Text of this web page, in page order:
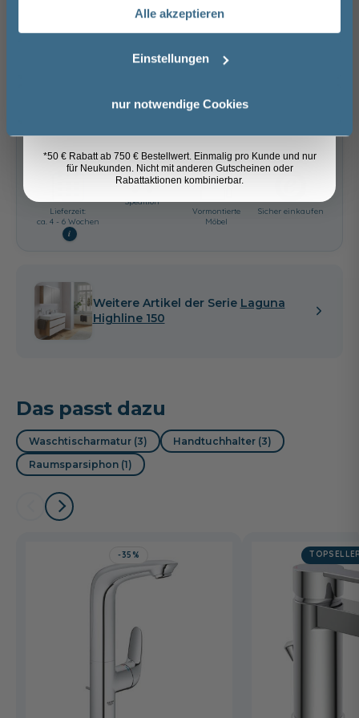
Alle akzeptieren
Einstellungen
nur notwendige Cookies
Front
Artikel merken
Lieferzeit:
ca. 4 - 6 Wochen
i
Spedition
Vormontierte
Möbel
Sicher einkaufen
Weitere Artikel der Serie Laguna
Highline 150
Das passt dazu
Waschtischarmatur (3)
Handtuchhalter (3)
Raumsparsiphon (1)
-35%
Email
Anmelden
*50 € Rabatt ab 750 € Bestellwert. Einmalig pro Kunde und nur
für Neukunden. Nicht mit anderen Gutscheinen oder
Rabattaktionen kombinierbar.